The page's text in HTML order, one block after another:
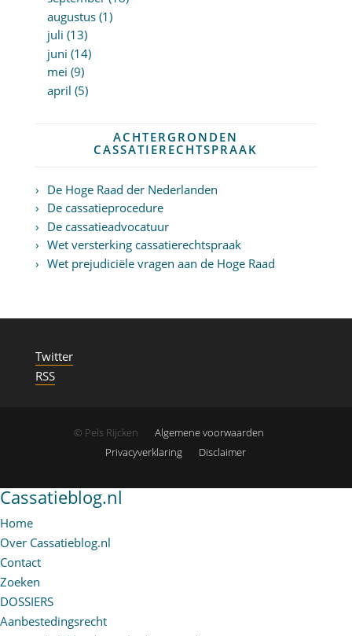
augustus (1)
juli (13)
juni (14)
mei (9)
april (5)
ACHTERGRONDEN
CASSATIERECHTSPRAAK
De Hoge Raad der Nederlanden
De cassatieprocedure
De cassatieadvocatuur
Wet versterking cassatierechtspraak
Wet prejudiciële vragen aan de Hoge Raad
Twitter
RSS
© Pels Rijcken
Algemene voorwaarden
Privacyverklaring
Disclaimer
Cassatieblog.nl
Home
Over Cassatieblog.nl
Contact
Zoeken
DOSSIERS
Aanbestedingsrecht